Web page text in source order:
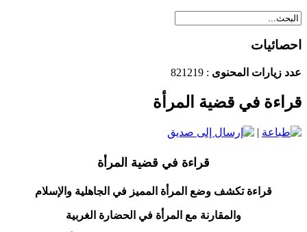
احصائيات
عدد زيارات المحنوى : 821219
قراءة في قضية المرأة
|
قراءة في قضية المرأة
قراءة تكشف وضع المرأة المميز في الجاهلية والإسلام
والمقارنة مع المرأة في الحضارة الغربية